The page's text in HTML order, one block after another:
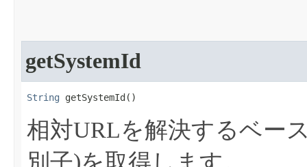
getSystemId
String getSystemId​()
相対URLを解決するベー
別子)を取得します。